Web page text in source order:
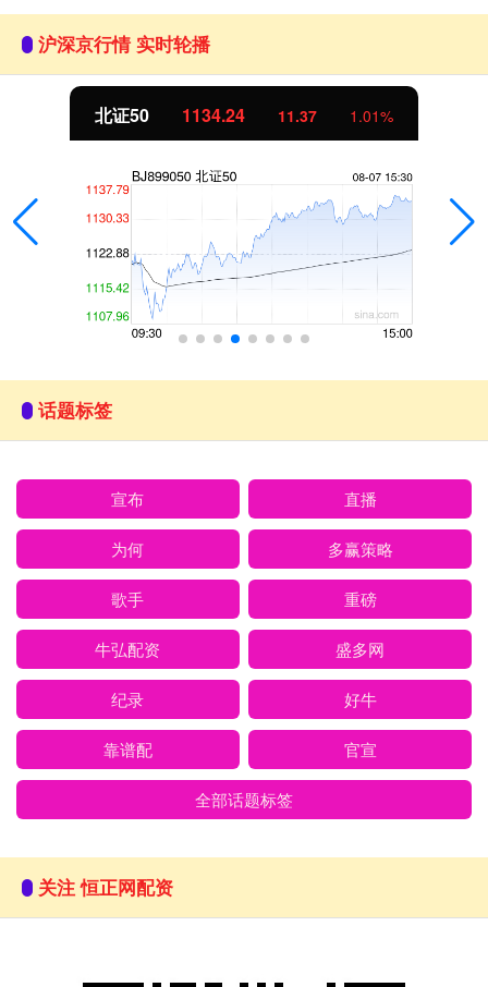
沪深京行情 实时轮播
北证50 1134.24 11.37 1.01%
话题标签
宣布 直播
为何 多赢策略
歌手 重磅
牛弘配资 盛多网
纪录 好牛
靠谱配 官宣
全部话题标签
关注 恒正网配资